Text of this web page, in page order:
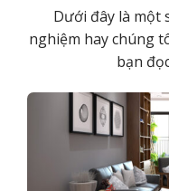
Dưới đây là một
nghiệm hay chúng
bạn